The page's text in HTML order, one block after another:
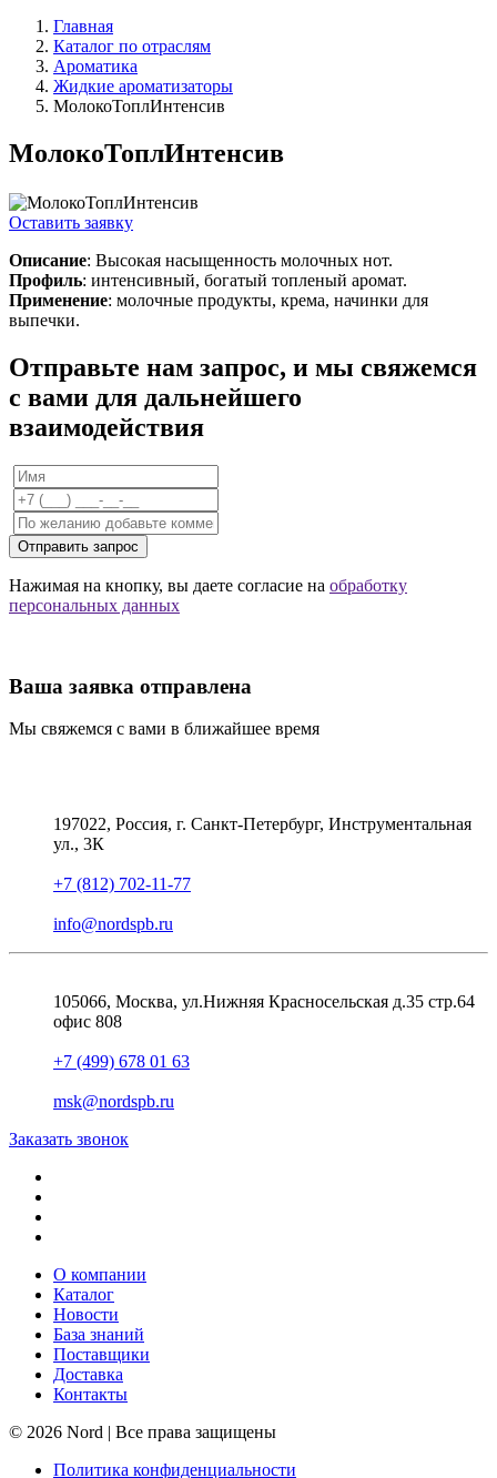
Главная
Каталог по отраслям
Ароматика
Жидкие ароматизаторы
МолокоТоплИнтенсив
МолокоТоплИнтенсив
Оставить заявку
Описание: Высокая насыщенность молочных нот.
Профиль: интенсивный, богатый топленый аромат.
Применение: молочные продукты, крема, начинки для
выпечки.
Отправьте нам запрос, и мы свяжемся
с вами для дальнейшего
взаимодействия
Отправить запрос
Нажимая на кнопку, вы даете согласие на обработку
персональных данных
Ваша заявка отправлена
Мы свяжемся с вами в ближайшее время
197022, Россия, г. Санкт-Петербург, Инструментальная
ул., 3К
+7 (812) 702-11-77
info@nordspb.ru
105066, Москва, ул.Нижняя Красносельская д.35 стр.64
офис 808
+7 (499) 678 01 63
msk@nordspb.ru
Заказать звонок
О компании
Каталог
Новости
База знаний
Поставщики
Доставка
Контакты
© 2026 Nord | Все права защищены
Политика конфиденциальности